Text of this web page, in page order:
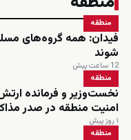
منطقه
فیدان: همه گروه‌های
شوند
12 ساعت پیش
منطقه
نخست‌وزیر و فرمانده
امنیت منطقه در صدر
۱ روز پیش
منطقه